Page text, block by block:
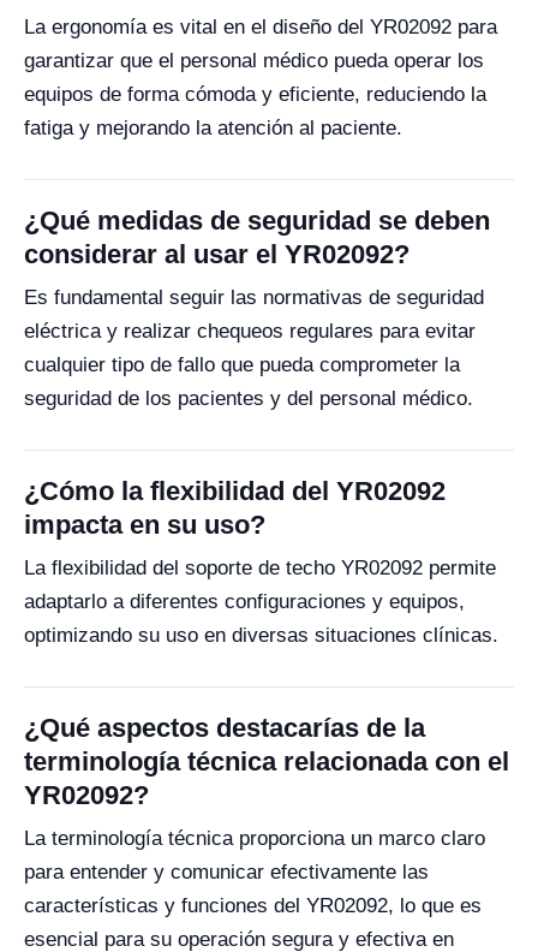
La ergonomía es vital en el diseño del YR02092 para
garantizar que el personal médico pueda operar los
equipos de forma cómoda y eficiente, reduciendo la
fatiga y mejorando la atención al paciente.
¿Qué medidas de seguridad se deben
considerar al usar el YR02092?
Es fundamental seguir las normativas de seguridad
eléctrica y realizar chequeos regulares para evitar
cualquier tipo de fallo que pueda comprometer la
seguridad de los pacientes y del personal médico.
¿Cómo la flexibilidad del YR02092
impacta en su uso?
La flexibilidad del soporte de techo YR02092 permite
adaptarlo a diferentes configuraciones y equipos,
optimizando su uso en diversas situaciones clínicas.
¿Qué aspectos destacarías de la
terminología técnica relacionada con el
YR02092?
La terminología técnica proporciona un marco claro
para entender y comunicar efectivamente las
características y funciones del YR02092, lo que es
esencial para su operación segura y efectiva en